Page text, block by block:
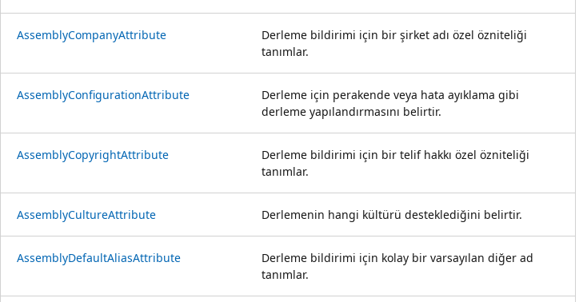
AssemblyCompanyAttribute
Derleme bildirimi için bir şirket adı özel özniteliği
tanımlar.
AssemblyConfigurationAttribute
Derleme için perakende veya hata ayıklama gibi
derleme yapılandırmasını belirtir.
AssemblyCopyrightAttribute
Derleme bildirimi için bir telif hakkı özel özniteliği
tanımlar.
AssemblyCultureAttribute Derlemenin hangi kültürü desteklediğini belirtir.
AssemblyDefaultAliasAttribute
Derleme bildirimi için kolay bir varsayılan diğer ad
tanımlar.